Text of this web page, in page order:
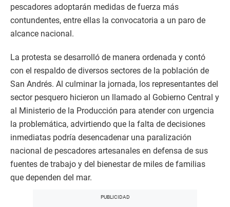
pescadores adoptarán medidas de fuerza más
contundentes, entre ellas la convocatoria a un paro de
alcance nacional.
La protesta se desarrolló de manera ordenada y contó
con el respaldo de diversos sectores de la población de
San Andrés. Al culminar la jornada, los representantes del
sector pesquero hicieron un llamado al Gobierno Central y
al Ministerio de la Producción para atender con urgencia
la problemática, advirtiendo que la falta de decisiones
inmediatas podría desencadenar una paralización
nacional de pescadores artesanales en defensa de sus
fuentes de trabajo y del bienestar de miles de familias
que dependen del mar.